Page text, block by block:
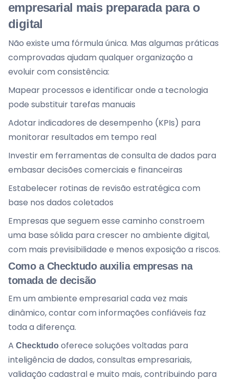
empresarial mais preparada para o
digital
Não existe uma fórmula única. Mas algumas práticas
comprovadas ajudam qualquer organização a
evoluir com consistência:
Mapear processos e identificar onde a tecnologia
pode substituir tarefas manuais
Adotar indicadores de desempenho (KPIs) para
monitorar resultados em tempo real
Investir em ferramentas de consulta de dados para
embasar decisões comerciais e financeiras
Estabelecer rotinas de revisão estratégica com
base nos dados coletados
Empresas que seguem esse caminho constroem
uma base sólida para crescer no ambiente digital,
com mais previsibilidade e menos exposição a riscos.
Como a Checktudo auxilia empresas na
tomada de decisão
Em um ambiente empresarial cada vez mais
dinâmico, contar com informações confiáveis faz
toda a diferença.
A Checktudo oferece soluções voltadas para
inteligência de dados, consultas empresariais,
validação cadastral e muito mais, contribuindo para